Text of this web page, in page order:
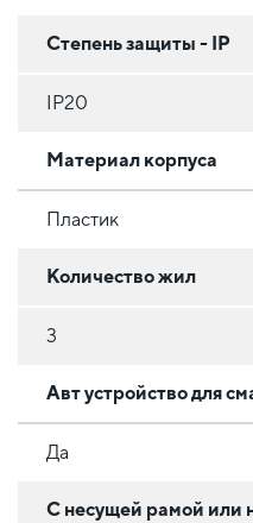
Степень защиты - IP
IP20
Материал корпуса
Пластик
Количество жил
3
Авт устройство для
Да
С несущей рамой или